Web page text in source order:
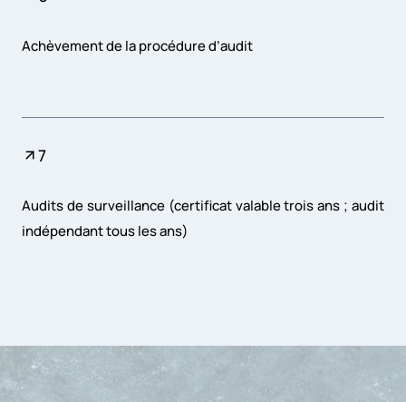
Achèvement de la procédure d’audit
7
Audits de surveillance (certificat valable trois ans ; audit
indépendant tous les ans)